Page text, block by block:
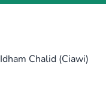
Chalid (Ciawi)